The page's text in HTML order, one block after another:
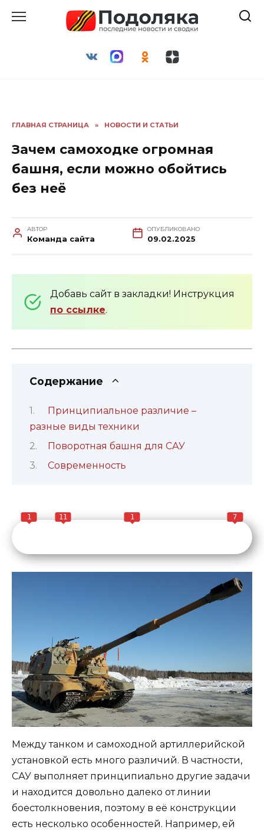
ГЛАВНАЯ СТРАНИЦА » НОВОСТИ И СТАТЬИ
Зачем самоходке огромная
башня, если можно обойтись
без неё
АВТОР
Команда сайта
ОПУБЛИКОВАНО
09.02.2025
Добавь сайт в закладки! Инструкция
по ссылке.
Содержание
Принципиальное различие –
разные виды техники
Поворотная башня для САУ
Современность
1 11 1 7
Между танком и самоходной артиллерийской
установкой есть много различий. В частности,
САУ выполняет принципиально другие задачи
и находится довольно далеко от линии
боестолкновения, поэтому в её конструкции
есть несколько особенностей. Например, ей